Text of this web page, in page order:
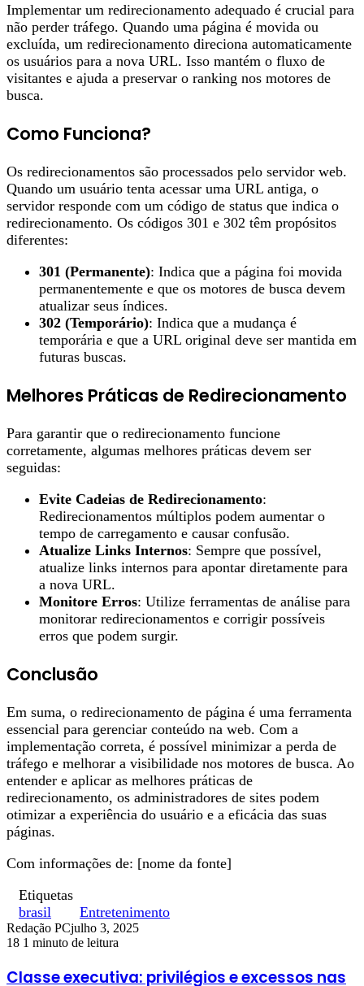
Implementar um redirecionamento adequado é crucial para
não perder tráfego. Quando uma página é movida ou
excluída, um redirecionamento direciona automaticamente
os usuários para a nova URL. Isso mantém o fluxo de
visitantes e ajuda a preservar o ranking nos motores de
busca.
Como Funciona?
Os redirecionamentos são processados pelo servidor web.
Quando um usuário tenta acessar uma URL antiga, o
servidor responde com um código de status que indica o
redirecionamento. Os códigos 301 e 302 têm propósitos
diferentes:
301 (Permanente): Indica que a página foi movida
permanentemente e que os motores de busca devem
atualizar seus índices.
302 (Temporário): Indica que a mudança é
temporária e que a URL original deve ser mantida em
futuras buscas.
Melhores Práticas de Redirecionamento
Para garantir que o redirecionamento funcione
corretamente, algumas melhores práticas devem ser
seguidas:
Evite Cadeias de Redirecionamento:
Redirecionamentos múltiplos podem aumentar o
tempo de carregamento e causar confusão.
Atualize Links Internos: Sempre que possível,
atualize links internos para apontar diretamente para
a nova URL.
Monitore Erros: Utilize ferramentas de análise para
monitorar redirecionamentos e corrigir possíveis
erros que podem surgir.
Conclusão
Em suma, o redirecionamento de página é uma ferramenta
essencial para gerenciar conteúdo na web. Com a
implementação correta, é possível minimizar a perda de
tráfego e melhorar a visibilidade nos motores de busca. Ao
entender e aplicar as melhores práticas de
redirecionamento, os administradores de sites podem
otimizar a experiência do usuário e a eficácia das suas
páginas.
Com informações de: [nome da fonte]
Etiquetas
brasil
Entretenimento
Redação PCjulho 3, 2025
18 1 minuto de leitura
Classe executiva: privilégios e excessos nas